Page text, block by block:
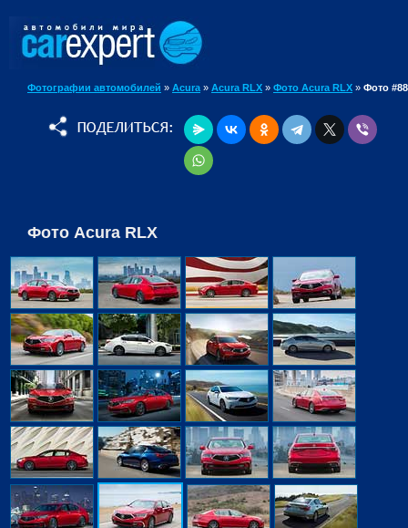
Фотографии автомобилей » Acura » Acura RLX » Фото Acura RLX » Фото #88
Фото Acura RLX